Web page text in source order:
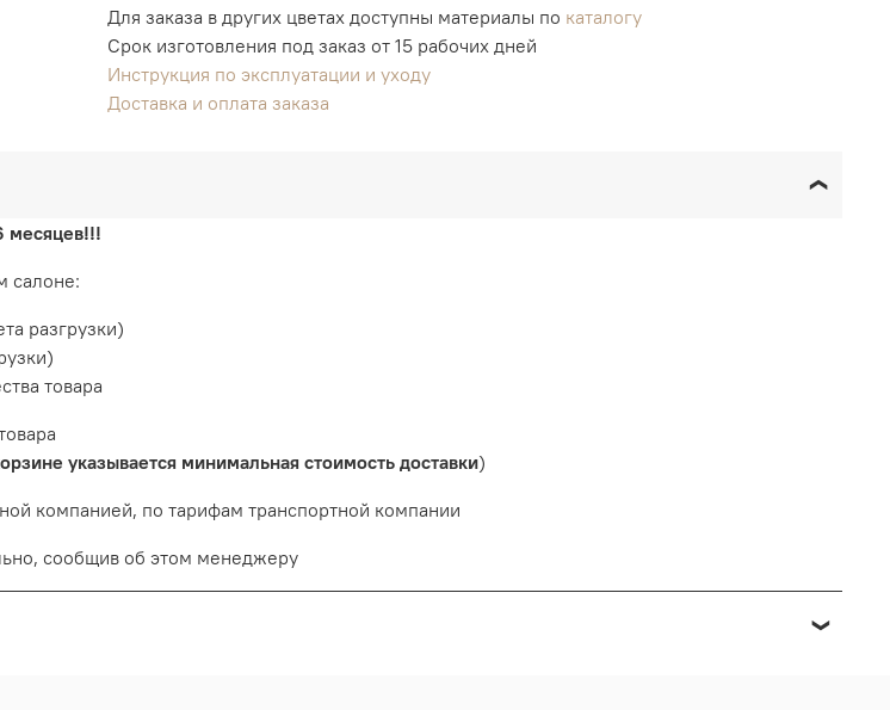
Для заказа в других цветах доступны материалы по каталогу
Срок изготовления под заказ от 15 рабочих дней
Инструкция по эксплуатации и уходу
Доставка и оплата заказа
месяцев!!!
салоне:
разгрузки)
товара
указывается минимальная стоимость доставки)
компанией, по тарифам транспортной компании
сообщив об этом менеджеру